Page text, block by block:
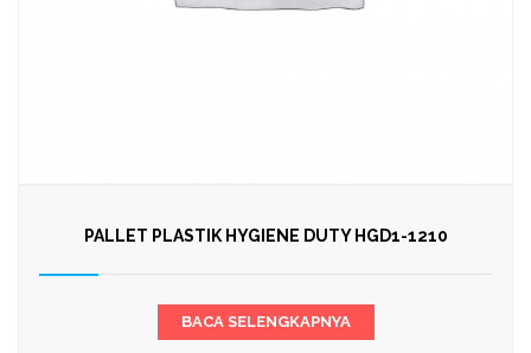
PALLET PLASTIK HYGIENE DUTY HGD1-1210
BACA SELENGKAPNYA